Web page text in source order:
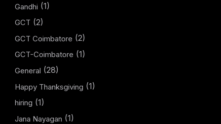
Gandhi (1)
GCT (2)
GCT Coimbatore (2)
GCT-Coimbatore (1)
General (28)
Happy Thanksgiving (1)
hiring (1)
Jana Nayagan (1)